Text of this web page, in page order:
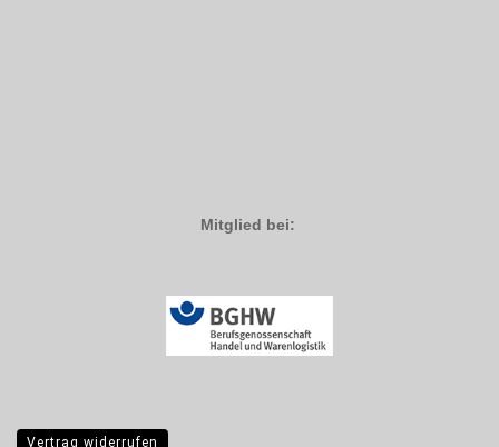
Mitglied bei:
Vertrag widerrufen